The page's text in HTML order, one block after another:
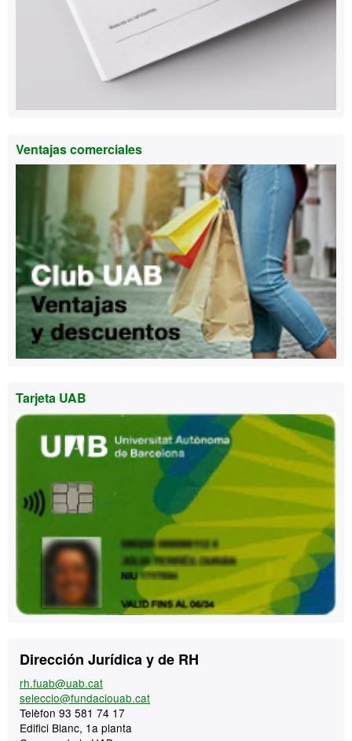
Ventajas comerciales
Tarjeta UAB
Contacto
Dirección Jurídica y de RH
rh.fuab@uab.cat
seleccio@fundaciouab.cat
Telèfon 93 581 74 17
Edifici Blanc, 1a planta